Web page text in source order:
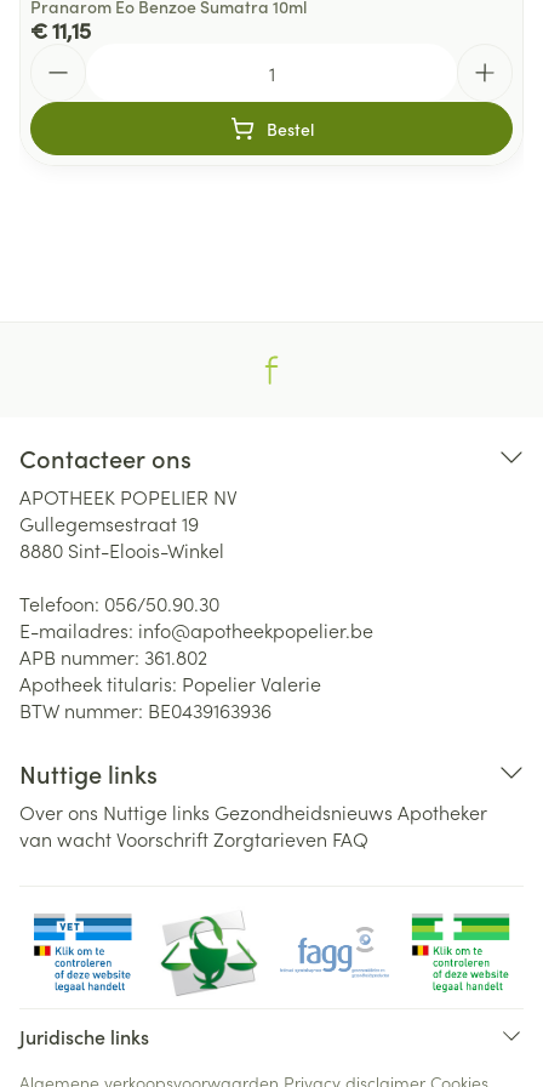
Pranarom Eo Benzoe Sumatra 10ml
€ 11,15
Bestel
Contacteer ons
APOTHEEK POPELIER NV
Gullegemsestraat 19
8880 Sint-Eloois-Winkel
Telefoon: 056/50.90.30
E-mailadres: info@apotheekpopelier.be
APB nummer: 361.802
Apotheek titularis: Popelier Valerie
BTW nummer: BE0439163936
Nuttige links
Over ons Nuttige links Gezondheidsnieuws Apotheker
van wachtVoorschriftZorgtarieven FAQ
Juridische links
Algemene verkoopsvoorwaarden Privacy disclaimer Cookies